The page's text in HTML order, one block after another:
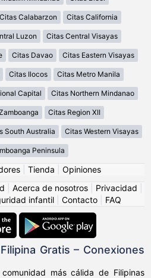
Citas Calabarzon Citas California
Luzon Citas Central Visayas
Citas Davao Citas Eastern Visayas
Citas Ilocos Citas Metro Manila
Capital Citas Northern Mindanao
Citas Region XII
South Australia Citas Western Visayas
Peninsula
Tienda
Opiniones
Acerca de nosotros Privacidad
infantil Contacto FAQ
Gratis – Conexiones
más cálida de Filipinas